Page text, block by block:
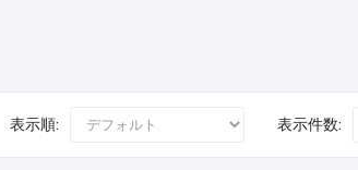
表示順: 表示件数: